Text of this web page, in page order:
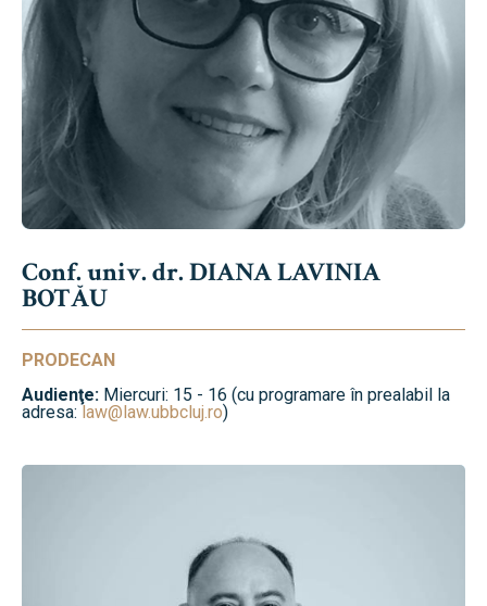
Conf. univ. dr. DIANA LAVINIA
BOTĂU
PRODECAN
Audienţe: Miercuri: 15 - 16 (cu programare în prealabil la
adresa: law@law.ubbcluj.ro)